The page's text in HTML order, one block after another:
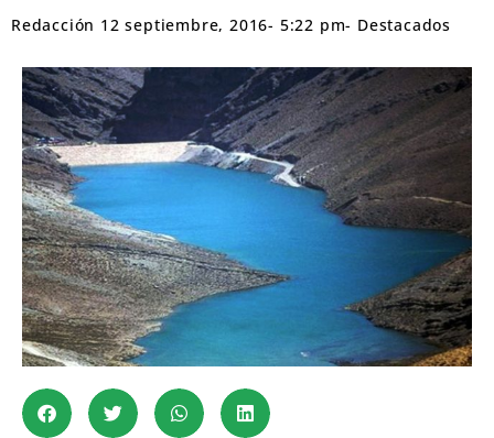
Redacción 12 septiembre, 2016- 5:22 pm- Destacados